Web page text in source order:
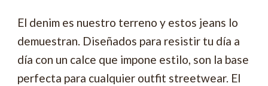
El denim es nuestro terreno y estos jeans lo
demuestran. Diseñados para resistir tu día a
día con un calce que impone estilo, son la base
perfecta para cualquier outfit streetwear. El